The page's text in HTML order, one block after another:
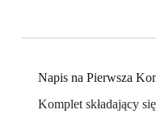
Napis na Pierwsza
Komplet składający